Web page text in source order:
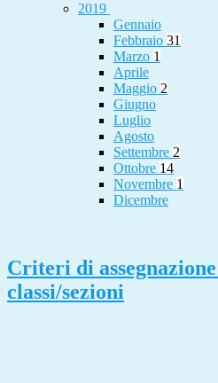
2019
Gennaio
Febbraio 31
Marzo 1
Aprile
Maggio 2
Giugno
Luglio
Agosto
Settembre 2
Ottobre 14
Novembre 1
Dicembre
Criteri di
classi/sezioni